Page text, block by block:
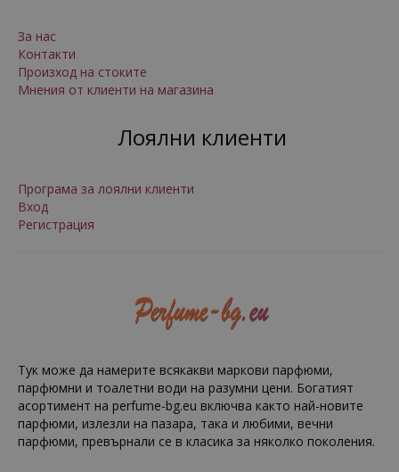
За нас
Контакти
Произход на стоките
Мнения от клиенти на магазина
Лоялни клиенти
Програма за лоялни клиенти
Вход
Регистрация
Тук може да намерите всякакви маркови парфюми,
парфюмни и тоалетни води на разумни цени. Богатият
асортимент на perfume-bg.eu включва както най-новите
парфюми, излезли на пазара, така и любими, вечни
парфюми, превърнали се в класика за няколко поколения.